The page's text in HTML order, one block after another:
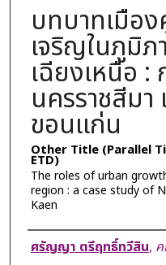
บทบาทเมือ
เจริญในภูมิ
เฉียงเหนือ
นครราชสีมา
ขอนแก่น
Other Title (Parallel
ETD)
The roles of urban
region : a case study of
Kaen
Author
ศรัญญา ตรีฤทธิ์ทวีสิน,